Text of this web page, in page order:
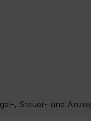
, Steuer- und